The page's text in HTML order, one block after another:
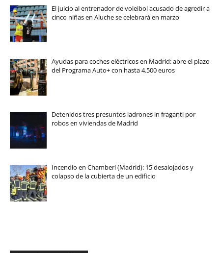
El juicio al entrenador de voleibol acusado de agredir a
cinco niñas en Aluche se celebrará en marzo
Ayudas para coches eléctricos en Madrid: abre el plazo
del Programa Auto+ con hasta 4.500 euros
Detenidos tres presuntos ladrones in fraganti por
robos en viviendas de Madrid
Incendio en Chamberí (Madrid): 15 desalojados y
colapso de la cubierta de un edificio